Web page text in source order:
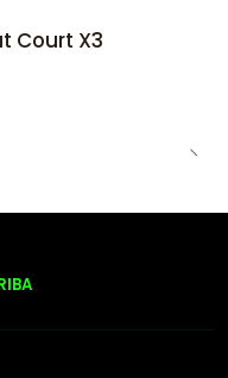
Court X3